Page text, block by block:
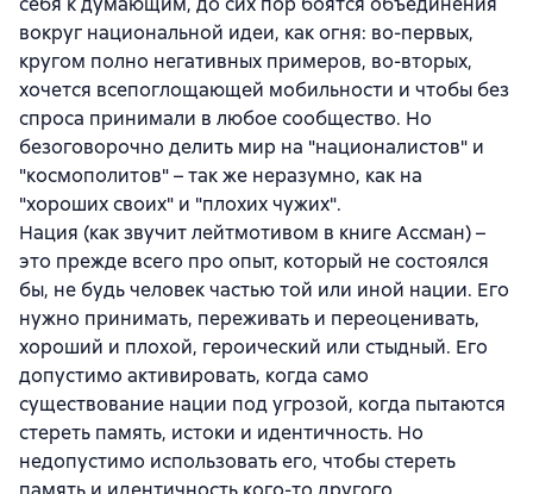
вокруг национальной идеи, как огня: во-первых,
кругом полно негативных примеров, во-вторых,
хочется всепоглощающей мобильности и чтобы без
спроса принимали в любое сообщество. Но
безоговорочно делить мир на "националистов" и
"космополитов" – так же неразумно, как на
"хороших своих" и "плохих чужих".
Нация (как звучит лейтмотивом в книге Ассман) –
это прежде всего про опыт, который не состоялся
бы, не будь человек частью той или иной нации. Его
нужно принимать, переживать и переоценивать,
хороший и плохой, героический или стыдный. Его
допустимо активировать, когда само
существование нации под угрозой, когда пытаются
стереть память, истоки и идентичность. Но
недопустимо использовать его, чтобы стереть